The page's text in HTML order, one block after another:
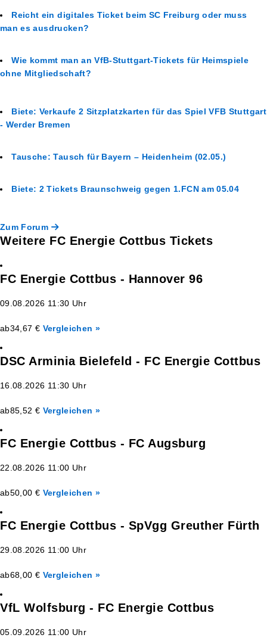
Reicht ein digitales Ticket beim SC Freiburg oder muss
man es ausdrucken?
Wie kommt man an VfB-Stuttgart-Tickets für Heimspiele
ohne Mitgliedschaft?
Biete: Verkaufe 2 Sitzplatzkarten für das Spiel VFB Stuttgart
- Werder Bremen
Tausche: Tausch für Bayern – Heidenheim (02.05.)
Biete: 2 Tickets Braunschweig gegen 1.FCN am 05.04
Zum Forum
Weitere FC Energie Cottbus Tickets
FC Energie Cottbus - Hannover 96
09.08.2026 11:30 Uhr
ab34,67 € Vergleichen »
DSC Arminia Bielefeld - FC Energie Cottbus
16.08.2026 11:30 Uhr
ab85,52 € Vergleichen »
FC Energie Cottbus - FC Augsburg
22.08.2026 11:00 Uhr
ab50,00 € Vergleichen »
FC Energie Cottbus - SpVgg Greuther Fürth
29.08.2026 11:00 Uhr
ab68,00 € Vergleichen »
VfL Wolfsburg - FC Energie Cottbus
05.09.2026 11:00 Uhr